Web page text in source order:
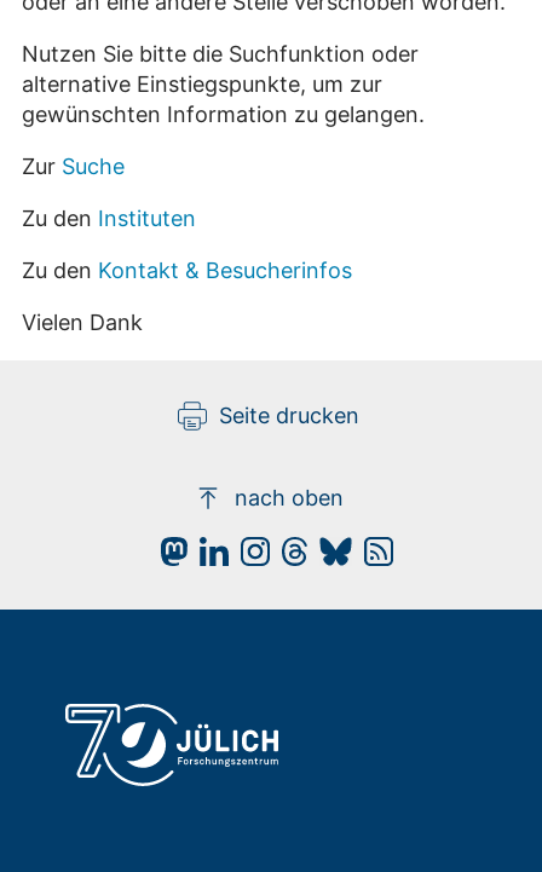
Nutzen Sie bitte die Suchfunktion oder
alternative Einstiegspunkte, um zur
gewünschten Information zu gelangen.
Zur Suche
Zu den Instituten
Zu den Kontakt & Besucherinfos
Vielen Dank
Seite drucken
nach oben